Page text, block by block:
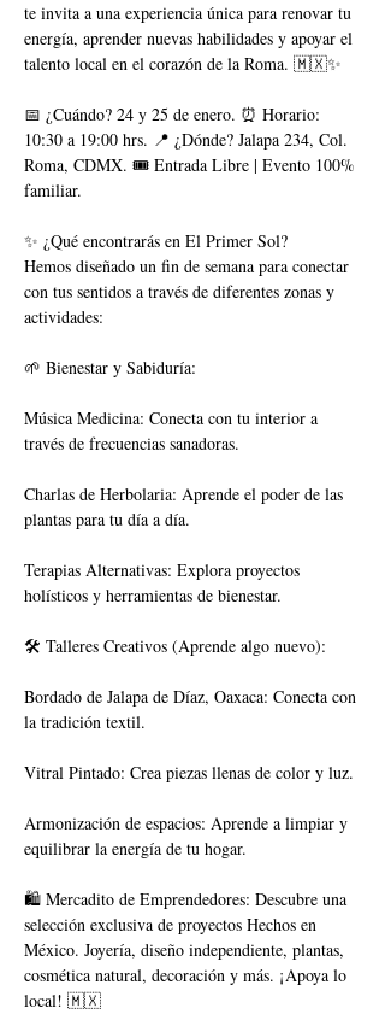
te invita a una experiencia única para renovar tu
energía, aprender nuevas habilidades y apoyar el
talento local en el corazón de la Roma. 🇲🇽✨
📅 ¿Cuándo? 24 y 25 de enero. ⏰ Horario:
10:30 a 19:00 hrs. 📍 ¿Dónde? Jalapa 234, Col.
Roma, CDMX. 🎟️ Entrada Libre | Evento 100%
familiar.
✨ ¿Qué encontrarás en El Primer Sol?
Hemos diseñado un fin de semana para conectar
con tus sentidos a través de diferentes zonas y
actividades:
🌱 Bienestar y Sabiduría:
Música Medicina: Conecta con tu interior a
través de frecuencias sanadoras.
Charlas de Herbolaria: Aprende el poder de las
plantas para tu día a día.
Terapias Alternativas: Explora proyectos
holísticos y herramientas de bienestar.
🛠️ Talleres Creativos (Aprende algo nuevo):
Bordado de Jalapa de Díaz, Oaxaca: Conecta con
la tradición textil.
Vitral Pintado: Crea piezas llenas de color y luz.
Armonización de espacios: Aprende a limpiar y
equilibrar la energía de tu hogar.
🛍️ Mercadito de Emprendedores: Descubre una
selección exclusiva de proyectos Hechos en
México. Joyería, diseño independiente, plantas,
cosmética natural, decoración y más. ¡Apoya lo
local! 🇲🇽